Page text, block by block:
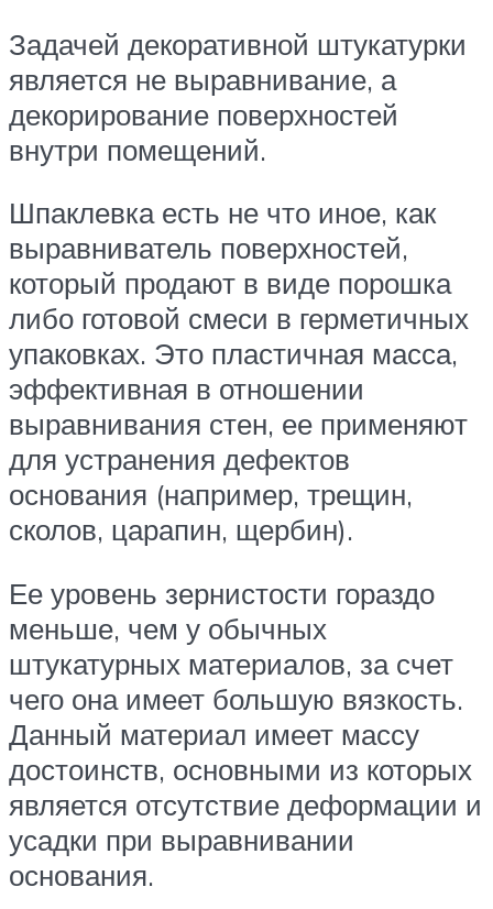
Задачей декоративной штукатурки
является не выравнивание, а
декорирование поверхностей
внутри помещений.
Шпаклевка есть не что иное, как
выравниватель поверхностей,
который продают в виде порошка
либо готовой смеси в герметичных
упаковках. Это пластичная масса,
эффективная в отношении
выравнивания стен, ее применяют
для устранения дефектов
основания (например, трещин,
сколов, царапин, щербин).
Ее уровень зернистости гораздо
меньше, чем у обычных
штукатурных материалов, за счет
чего она имеет большую вязкость.
Данный материал имеет массу
достоинств, основными из которых
является отсутствие деформации и
усадки при выравнивании
основания.